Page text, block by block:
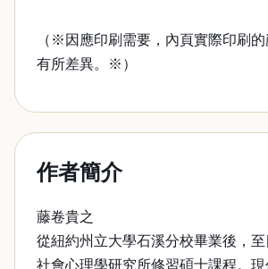
（※因應印刷需要，內頁實際印刷
有所差異。※）
作者簡介
藤卷貴之
從紐約州立大學石溪分校畢業後，
社會心理學研究所修習碩士課程。